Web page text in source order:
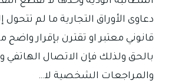
دعاوى الأوراق التجارية ما لم تتحول
قانوني معتبر او تقترن بإقرار واضح
بالحق ولذلك فإن الاتصال الهاتفي
والمراجعات الشخصية لا…